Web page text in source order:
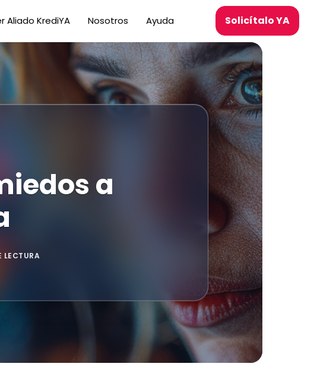
Aliado KrediYA Nosotros Ayuda Solicítalo YA
a
LECTURA